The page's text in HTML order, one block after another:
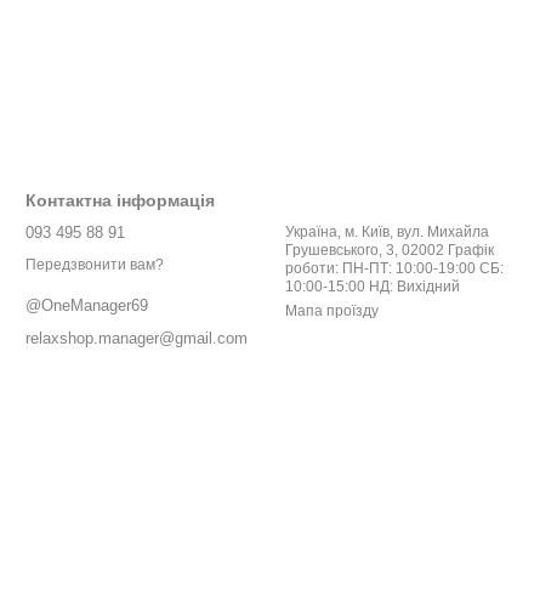
Контактна інформація
093 495 88 91
Передзвонити вам?
@OneManager69
relaxshop.manager@gmail.com
Україна, м. Київ, вул. Михайла
Грушевського, 3, 02002 Графік
роботи: ПН-ПТ: 10:00-19:00 СБ:
10:00-15:00 НД: Вихідний
Мапа проїзду